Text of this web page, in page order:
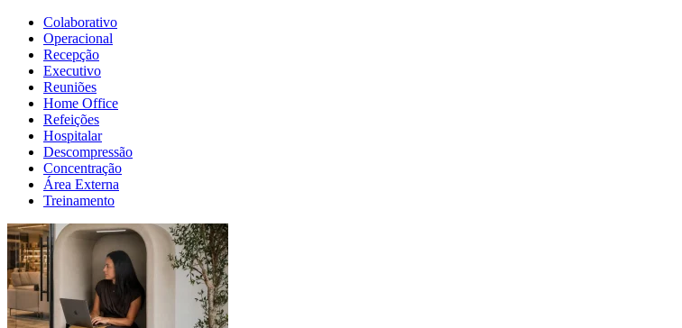
Colaborativo
Operacional
Recepção
Executivo
Reuniões
Home Office
Refeições
Hospitalar
Descompressão
Concentração
Área Externa
Treinamento